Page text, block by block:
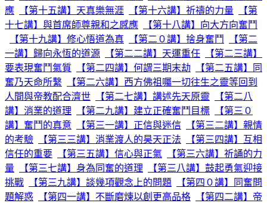
應
【第十五講】天真樂無涯 【第十六講】祈禱的力量
【第
十七講】與首席師尊親和之感應
【第十八講】向大方向奮鬥
【第十九講】修心悟道為真
【第二０講】捨身奮鬥
【第二
一講】歸向永恆的道源
【第二二講】天運重任
【第二三講】
要表現奮鬥氣質
【第二四講】何謂三期末劫
【第二五講】同
奮乃天命所繫
【第二六講】西方佛祖囑一切往生之靈等回到
人間與帝教配合濟世
【第二七講】講述先天原靈
【第二八
講】消業的道理
【第二九講】建立正確奮鬥目標
【第三０
講】奮鬥的真意
【第三一講】正信與迷信
【第三二講】親情
的考驗
【第三三講】消業渡人的昊天正法
【第三四講】互相
信任的重要
【第三五講】信心與正氣
【第三六講】祈誦的力
量
【第三七講】身為同奮的道理
【第三八講】鼓起勇氣迎接
挑戰
【第三九講】談幾項觀念上的問題
【第四０講】同奮問
題解惑
【第四一講】不斷磨煉以創更高品格
【第四二講】帝